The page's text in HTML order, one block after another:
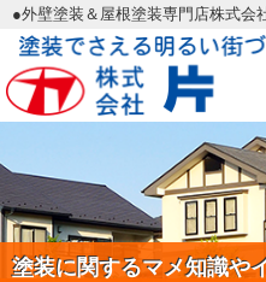
●外壁塗装＆屋根塗装専門店株式会
塗装に関するマメ知識や